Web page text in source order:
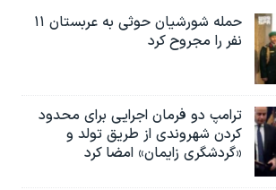
حمله شورشیان حوثی به عربستان ۱۱
نفر را مجروح کرد
ترامپ دو فرمان اجرایی برای محدود
کردن شهروندی از طریق تولد و
«گردشگری زایمان» امضا کرد